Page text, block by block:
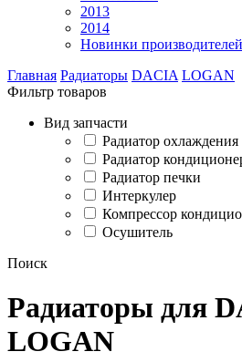
2013
2014
Новинки производителей
Главная Радиаторы DACIA LOGAN
Фильтр товаров
Вид запчасти
Радиатор охлаждения
Радиатор
Радиатор печки
Интеркулер
Компрессор
Осушитель
Поиск
Радиаторы для
LOGAN